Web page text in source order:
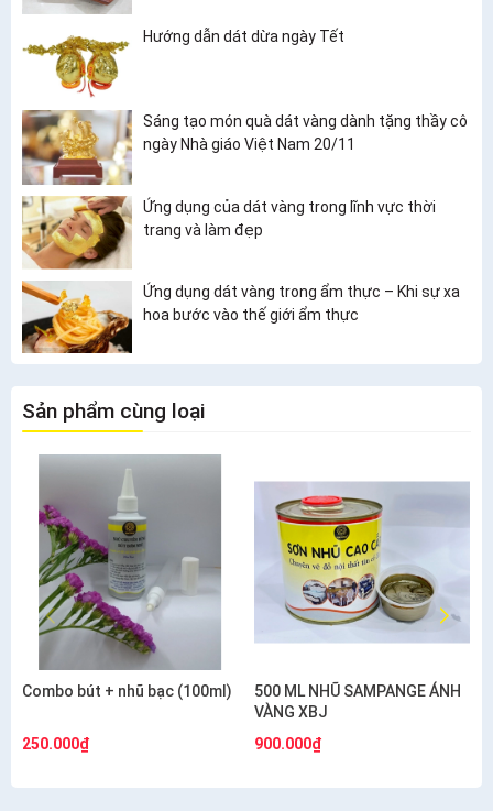
Hướng dẫn dát dừa ngày Tết
Sáng tạo món quà dát vàng dành tặng thầy cô
ngày Nhà giáo Việt Nam 20/11
Ứng dụng của dát vàng trong lĩnh vực thời
trang và làm đẹp
Ứng dụng dát vàng trong ẩm thực – Khi sự xa
hoa bước vào thế giới ẩm thực
Sản phẩm cùng loại
Combo bút + nhũ bạc (100ml)
250.000₫
500 ML NHŨ SAMPANGE ÁNH
VÀNG XBJ
900.000₫